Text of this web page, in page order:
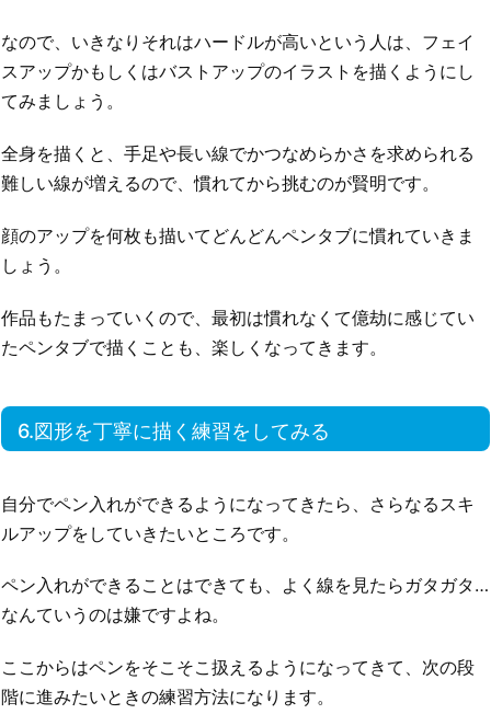
なので、いきなりそれはハードルが高いという人は、フェイ
スアップかもしくはバストアップのイラストを描くようにし
てみましょう。
全身を描くと、手足や長い線でかつなめらかさを求められる
難しい線が増えるので、慣れてから挑むのが賢明です。
顔のアップを何枚も描いてどんどんペンタブに慣れていきま
しょう。
作品もたまっていくので、最初は慣れなくて億劫に感じてい
たペンタブで描くことも、楽しくなってきます。
6.図形を丁寧に描く練習をしてみる
自分でペン入れができるようになってきたら、さらなるスキ
ルアップをしていきたいところです。
ペン入れができることはできても、よく線を見たらガタガタ…
なんていうのは嫌ですよね。
ここからはペンをそこそこ扱えるようになってきて、次の段
階に進みたいときの練習方法になります。